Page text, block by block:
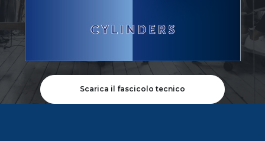
Scarica il fascicolo tecnico